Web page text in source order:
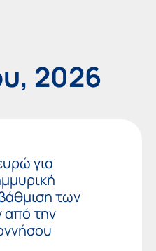
2026
για
των
από την